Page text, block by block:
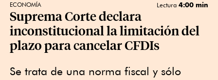
ECONOMÍA Lectura 4:00 min
Suprema Corte declara
inconstitucional la limitación del
plazo para cancelar CFDIs
Se trata de una norma fiscal y sólo